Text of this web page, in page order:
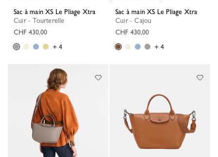
Sac à main XS Le Pliage Xtra
Cuir - Tourterelle
CHF 430,00
+ 4
Sac à main XS Le Pliage Xtra
Cuir - Cajou
CHF 430,00
+ 4